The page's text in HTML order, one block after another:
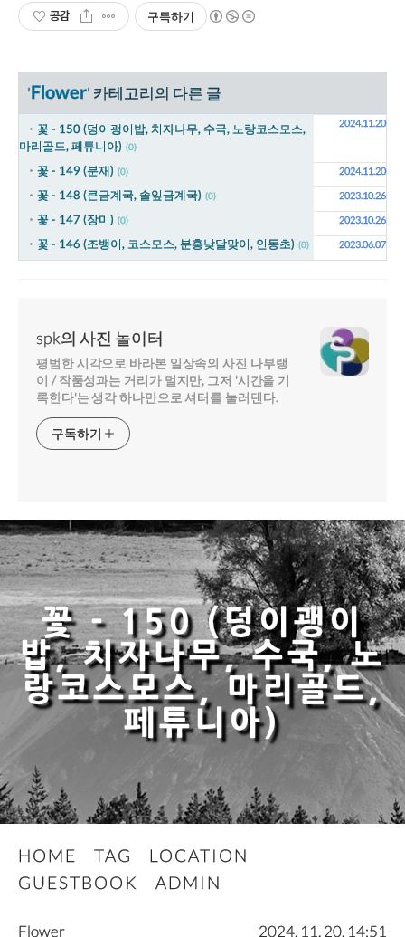
공감 구독하기
'Flower' 카테고리의 다른 글
꽃 - 150 (덩이괭이밥, 치자나무, 수국, 노랑코스모스,
마리골드, 페튜니아) (0)
2024.11.20
꽃 - 149 (분재) (0) 2024.11.20
꽃 - 148 (큰금계국, 솔잎금계국) (0) 2023.10.26
꽃 - 147 (장미) (0) 2023.10.26
꽃 - 146 (조뱅이, 코스모스, 분홍낮달맞이, 인동초) (0) 2023.06.07
spk의 사진 놀이터
평범한 시각으로 바라본 일상속의 사진 나부랭
이 / 작품성과는 거리가 멀지만, 그저 '시간을 기
록한다'는 생각 하나만으로 셔터를 눌러댄다.
구독하기
꽃 - 150 (덩이괭이
밥, 치자나무, 수국, 노
랑코스모스, 마리골드,
페튜니아)
HOME TAG
LOCATION
GUESTBOOK
ADMIN
Flower 2024. 11. 20. 14:51